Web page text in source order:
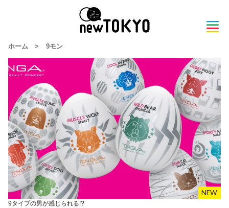
ホーム > 9モン
9タイプの男が感じられる!?